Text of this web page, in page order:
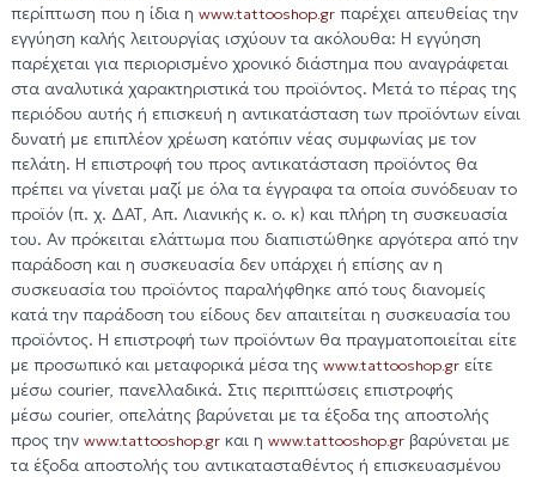
περίπτωση που η ίδια η www.tattooshop.grπαρέχει απευθείας την
εγγύηση καλής λειτουργίας ισχύουν τα ακόλουθα: Η εγγύηση
παρέχεται για περιορισμένο χρονικό διάστημα που αναγράφεται
στα αναλυτικά χαρακτηριστικά του προϊόντος. Μετά το πέρας της
περιόδου αυτής ή επισκευή η αντικατάσταση των προϊόντων είναι
δυνατή με επιπλέον χρέωση κατόπιν νέας συμφωνίας με τον
πελάτη. Η επιστροφή του προς αντικατάσταση προϊόντος θα
πρέπει να γίνεται μαζί με όλα τα έγγραφα τα οποία συνόδευαν το
προϊόν (π. χ. ΔΑΤ, Απ. Λιανικής κ. ο. κ) και πλήρη τη συσκευασία
του. Αν πρόκειται ελάττωμα που διαπιστώθηκε αργότερα από την
παράδοση και η συσκευασία δεν υπάρχει ή επίσης αν η
συσκευασία του προϊόντος παραλήφθηκε από τους διανομείς
κατά την παράδοση του είδους δεν απαιτείται η συσκευασία του
προϊόντος. Η επιστροφή των προϊόντων θα πραγματοποιείται είτε
με προσωπικό και μεταφορικά μέσα της www.tattooshop.grείτε
μέσω courier, πανελλαδικά. Στις περιπτώσεις επιστροφής
μέσω courier, oπελάτης βαρύνεται με τα έξοδα της αποστολής
προς την www.tattooshop.grκαι η www.tattooshop.grβαρύνεται με
τα έξοδα αποστολής του αντικατασταθέντος ή επισκευασμένου